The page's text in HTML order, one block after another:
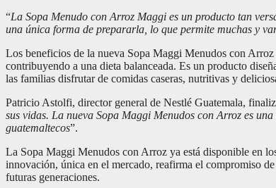
“La Sopa Menudo con Arroz Maggi es un producto tan
una única forma de prepararla, lo que permite muchas y
Los beneficios de la nueva Sopa Maggi Menudos con
contribuyendo a una dieta balanceada. Es un producto
las familias disfrutar de comidas caseras, nutritivas y
Patricio Astolfi, director general de Nestlé Guatemala,
sus vidas. La nueva Sopa Maggi Menudos con Arroz es
guatemaltecos”.
La Sopa Maggi Menudos con Arroz ya está disponible en
innovación, única en el mercado, reafirma el compromiso
futuras generaciones.